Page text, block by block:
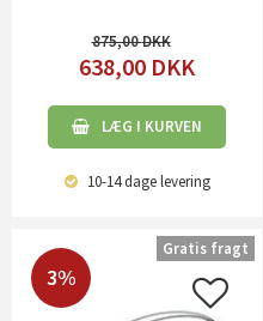
875,00
638,00 DKK
LÆG I KURVEN
10-14 dagelevering
3%
Gratis fragt